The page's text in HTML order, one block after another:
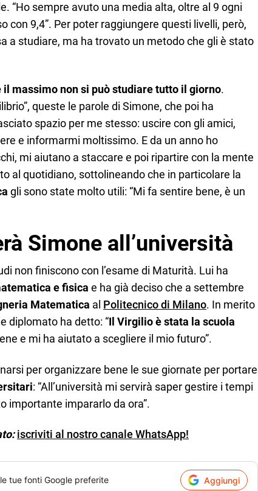
“Ho sempre avuto una media alta, oltre al 9 ogni
con 9,4”. Per poter raggiungere questi livelli, però,
a studiare, ma ha trovato un metodo che gli è stato
il massimo non si può studiare tutto il giorno.
queste le parole di Simone, che poi ha
spazio per me stesso: uscire con gli amici,
e informarmi moltissimo. E da un anno ho
mi aiutano a staccare e poi ripartire con la mente
al quotidiano, sottolineando che in particolare la
gli sono state molto utili: “Mi fa sentire bene, è un
Simone all’università
non finiscono con l’esame di Maturità. Lui ha
e fisica e ha già deciso che a settembre
Matematica al Politecnico di Milano. In merito
diplomato ha detto: “Il Virgilio è stata la scuola
e mi ha aiutato a scegliere il mio futuro”.
per organizzare bene le sue giornate per portare
: “All’università mi servirà saper gestire i tempi
importante impararlo da ora”.
iscriviti al nostro canale WhatsApp!
tue fonti Google preferite Aggiungi